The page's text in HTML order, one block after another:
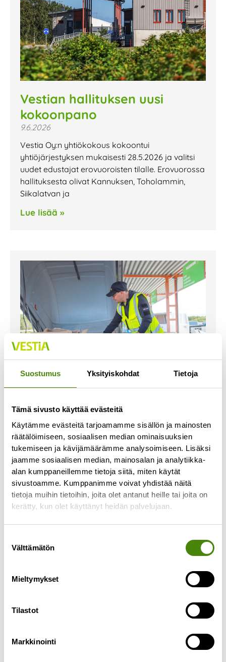
Suostumus Yksityiskohdat Tietoja
Tämä sivusto käyttää evästeitä
Käytämme evästeitä tarjoamamme sisällön ja mainosten
räätälöimiseen, sosiaalisen median ominaisuuksien
tukemiseen ja kävijämäärämme analysoimiseen. Lisäksi
jaamme sosiaalisen median, mainosalan ja analytiikka-
alan kumppaneillemme tietoja siitä, miten käytät
sivustoamme. Kumppanimme voivat yhdistää näitä
tietoja muihin tietoihin, joita olet antanut heille tai joita on
kerätty, kun olet käyttänyt heidän palvelujaan.
valinta
Välttämätön
Mieltymykset
Tilastot
Markkinointi
Vestian hallituksen uusi
kokoonpano
9.6.2026
Vestia Oy:n yhtiökokous kokoontui
yhtiöjärjestyksen mukaisesti 28.5.2026 ja valitsi
uudet edustajat erovuoroisten tilalle. Erovuorossa
hallituksesta olivat Kannuksen, Toholammin,
Siikalatvan ja
Lue lisää »
Alavieskan lajittelupihan
henkilökunnan palveluaika
muuttuu
8.6.2026
Alavieskan lajittelupihan henkilökunnan
palveluaika muuttuu 15.6.2026 alkaen. Jatkossa
henkilökuntaa on paikalla vain parillisilla viikoilla
keskiviikkoisin klo 10–12. Aiemmin henkilökuntaa